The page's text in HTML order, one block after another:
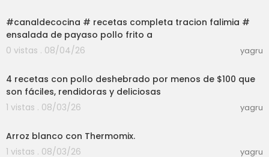
#canaldecocina # recetas completa tracion falimia #
ensalada de payaso pollo frito a
0 vistas . 08/04/26
yagru
4 recetas con pollo deshebrado por menos de $100 que
son fáciles, rendidoras y deliciosas
1 vistas . 08/03/26
yagru
Arroz blanco con Thermomix.
1 vistas . 08/03/26
yagru